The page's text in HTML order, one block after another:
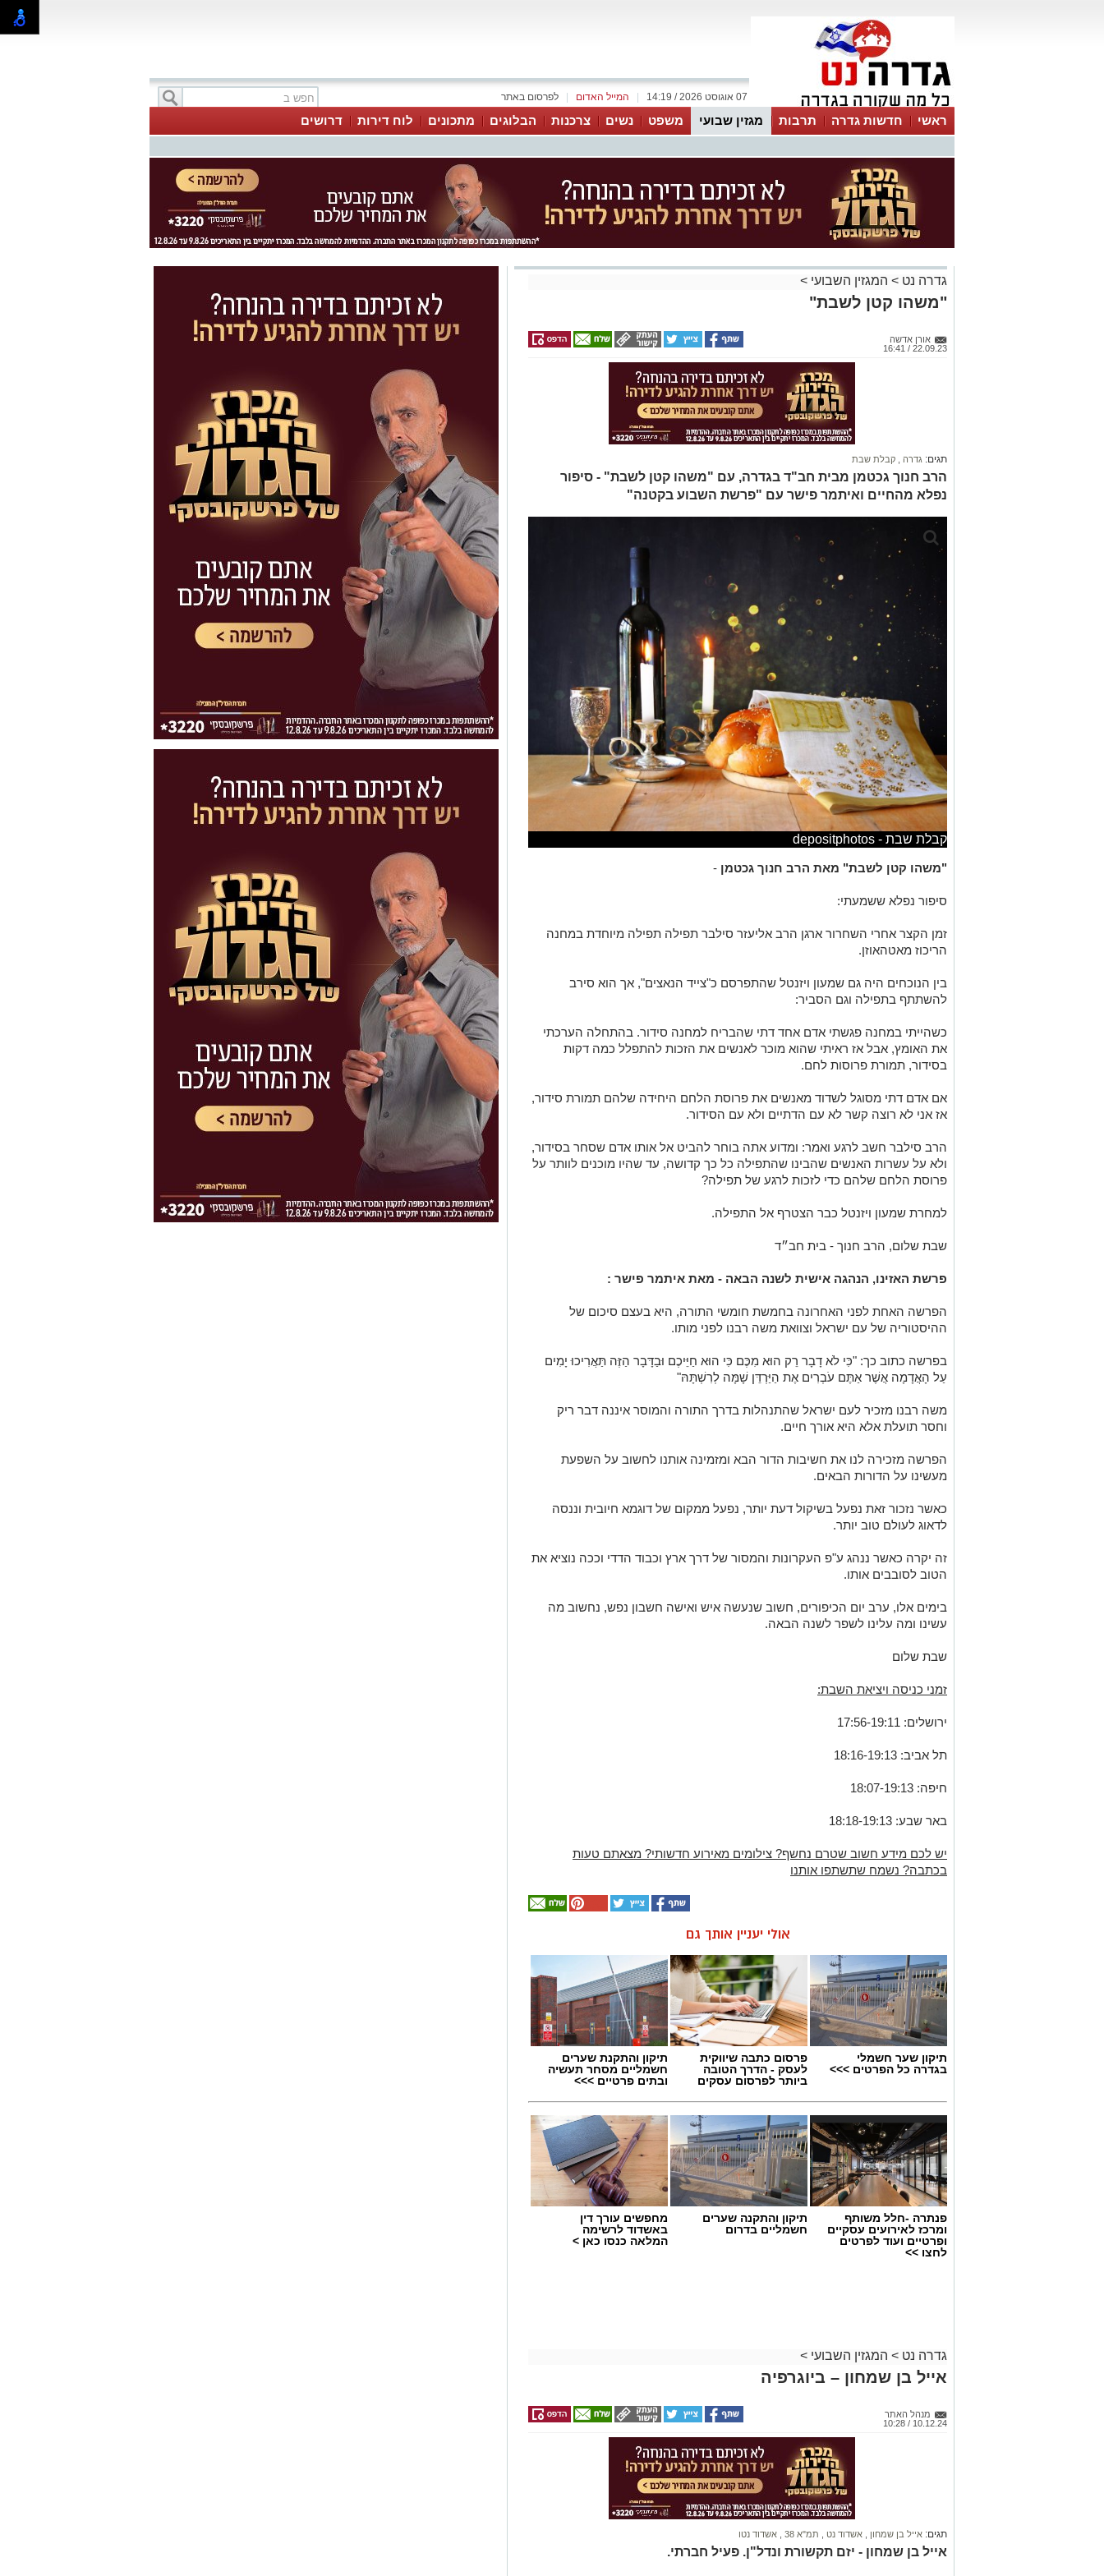
לפרסום באתר המייל האדום 07 אוגוסט 2026 / 14:19
ראשי חדשות גדרה תרבות מגזין שבועי משפט נשים צרכנות הבלוגים מתכונים לוח דירות דרושים
גדרה נט > המגזין השבועי >
"משהו קטן לשבת"
אורן אדשה
22.09.23 / 16:41
תגים: גדרה קבלת שבת
הרב חנוך גכטמן מבית חב"ד בגדרה, עם "משהו קטן לשבת" - סיפור
נפלא מהחיים ואיתמר פישר עם "פרשת השבוע בקטנה"
קבלת שבת - depositphotos
"משהו קטן לשבת" מאת הרב חנוך גכטמן -
סיפור נפלא ששמעתי:
זמן הקצר אחרי השחרור ארגן הרב אליעזר סילבר תפילה תפילה מיוחדת במחנה
הריכוז מאטהאוזן.
בין הנוכחים היה גם שמעון ויזנטל שהתפרסם כ"צייד הנאצים", אך הוא סירב
להשתתף בתפילה וגם הסביר:
כשהייתי במחנה פגשתי אדם אחד דתי שהבריח למחנה סידור. בהתחלה הערכתי
את האומץ, אבל אז ראיתי שהוא מוכר לאנשים את הזכות להתפלל כמה דקות
בסידור, תמורת פרוסות לחם.
אם אדם דתי מסוגל לשדוד מאנשים את פרוסת הלחם היחידה שלהם תמורת סידור,
אז אני לא רוצה קשר לא עם הדתיים ולא עם הסידור.
הרב סילבר חשב לרגע ואמר: ומדוע אתה בוחר להביט אל אותו אדם שסחר בסידור,
ולא על עשרות האנשים שהבינו שהתפילה כל כך קדושה, עד שהיו מוכנים לוותר על
פרוסת הלחם שלהם כדי לזכות לרגע של תפילה?
למחרת שמעון ויזנטל כבר הצטרף אל התפילה.
שבת שלום, הרב חנוך - בית חב״ד
פרשת האזינו, הנהגה אישית לשנה הבאה - מאת איתמר פישר :
הפרשה האחת לפני האחרונה בחמשת חומשי התורה, היא בעצם סיכום של
ההיסטוריה של עם ישראל וצוואת משה רבנו לפני מותו.
בפרשה כתוב כך: "כִּי לֹא דָבָר רֵק הוּא מִכֶּם כִּי הוּא חַיֵּיכֶם וּבַדָּבָר הַזֶּה תַּאֲרִיכוּ יָמִים
עַל הָאֲדָמָה אֲשֶׁר אַתֶּם עֹבְרִים אֶת הַיַּרְדֵּן שָׁמָּה לְרִשְׁתָּהּ"
משה רבנו מזכיר לעם ישראל שהתנהלות בדרך התורה והמוסר איננה דבר ריק
וחסר תועלת אלא היא אורך חיים.
הפרשה מזכירה לנו את חשיבות הדור הבא ומזמינה אותנו לחשוב על השפעת
מעשינו על הדורות הבאים.
כאשר נזכור זאת נפעל בשיקול דעת יותר, נפעל ממקום של דוגמא חיובית וננסה
לדאוג לעולם טוב יותר.
זה יקרה כאשר ננהג ע"פ העקרונות והמסור של דרך ארץ וכבוד הדדי וככה נוציא את
הטוב לסובבים אותו.
בימים אלו, ערב יום הכיפורים, חשוב שנעשה איש ואישה חשבון נפש, נחשוב מה
עשינו ומה עלינו לשפר לשנה הבאה.
שבת שלום
זמני כניסה ויציאת השבת:
ירושלים: 17:56-19:11
תל אביב: 18:16-19:13
חיפה: 18:07-19:13
באר שבע: 18:18-19:13
יש לכם מידע חשוב שטרם נחשף? צילומים מאירוע חדשותי? מצאתם טעות
בכתבה? נשמח שתשתפו אותנו
אולי יעניין אותך גם
תיקון שער חשמלי
בגדרה כל הפרטים >>>
פרסום כתבה שיווקית
לעסק - הדרך הטובה
ביותר לפרסום עסקים
תיקון והתקנת שערים
חשמליים מסחר תעשיה
ובתים פרטיים >>>
פנתרה -חלל משותף
ומרכז לאירועים עסקיים
ופרטיים ועוד לפרטים
לחצו >>
תיקון והתקנה שערים
חשמליים בדרום
מחפשים עורך דין
באשדוד לרשימה
המלאה כנסו כאן >
גדרה נט > המגזין השבועי >
אייל בן שמחון – ביוגרפיה
מנהל האתר
10.12.24 / 10:28
תגים: אייל בן שמחון אשדוד נט תמ"א 38 אשדוד נטו
אייל בן שמחון - יזם תקשורת ונדל"ן. פעיל חברתי.